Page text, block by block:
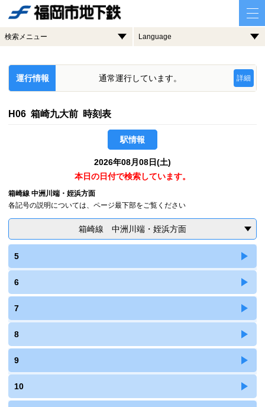
検索メニュー Language
運行情報 通常運行しています。 詳細
H06 箱崎九大前 時刻表
駅情報
2026年08月08日(土)
本日の日付で検索しています。
箱崎線 中洲川端・姪浜方面
各記号の説明については、ページ最下部をご覧ください
箱崎線 中洲川端・姪浜方面
5
6
7
8
9
10